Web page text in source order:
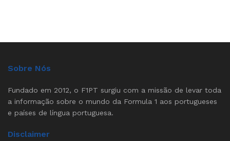
Sobre Nós
Fundado em 2012, o F1PT surgiu com a missão de levar toda
a informação sobre o mundo da Formula 1 aos portugueses
e países de língua portuguesa.
Disclaimer